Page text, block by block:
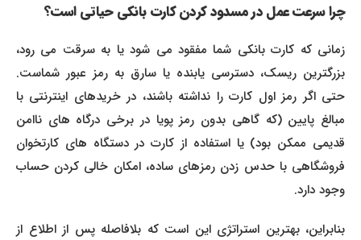
چرا سرعت عمل در مسدود کردن کارت بانکی حیاتی است؟
زمانی که کارت بانکی شما مفقود می شود یا به سرقت می رود،
بزرگترین ریسک، دسترسی یابنده یا سارق به رمز عبور شماست.
حتی اگر رمز اول کارت را نداشته باشند، در خریدهای اینترنتی با
مبالغ پایین (که گاهی بدون رمز پویا در برخی درگاه های ناامن
قدیمی ممکن بود) یا استفاده از کارت در دستگاه های کارتخوان
فروشگاهی با حدس زدن رمزهای ساده، امکان خالی کردن حساب
وجود دارد.
بنابراین، بهترین استراتژی این است که بلافاصله پس از اطلاع از